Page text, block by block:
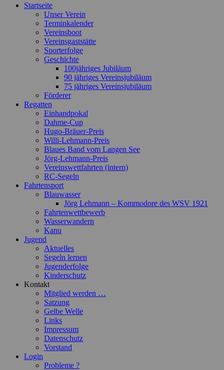
oben
Startseite
Unser Verein
Terminkalender
Vereinsboot
Vereinsgaststätte
Sporterfolge
Geschichte
100jähriges Jubiläum
90 jähriges Vereinsjubiläum
75 jähriges Vereinsjubiläum
Förderer
Regatten
Einhandpokal
Dahme-Cup
Hugo-Bräuer-Preis
Willi-Lehmann-Preis
Blaues Band vom Langen See
Jörg-Lehmann-Preis
Vereinswettfahrten (intern)
RC-Segeln
Fahrtensport
Blauwasser
Jörg Lehmann – Kommodore des WSV 1921
Fahrtenwettbewerb
Wasserwandern
Kanu
Jugend
Aktuelles
Segeln lernen
Jugenderfolge
Kinderschutz
Kontakt
Mitglied werden …
Satzung
Gelbe Welle
Links
Impressum
Datenschutz
Vorstand
Login
Probleme ?